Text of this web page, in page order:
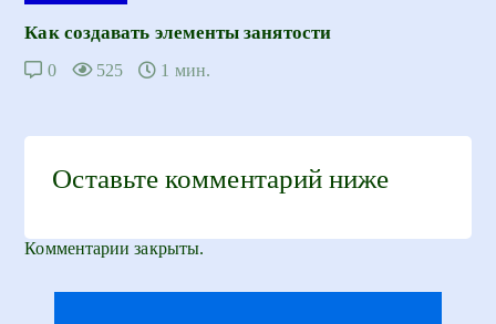
Как создавать элементы занятости
0 525 1 мин.
Оставьте комментарий ниже
Комментарии закрыты.